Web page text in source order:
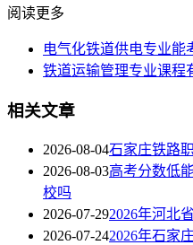
阅读更多
电气化铁道供电专业能
铁道运输管理专业课程
相关文章
2026-08-04石家庄铁路
2026-08-03高考分数低
校吗
2026-07-292026年河北
2026-07-242026年石家